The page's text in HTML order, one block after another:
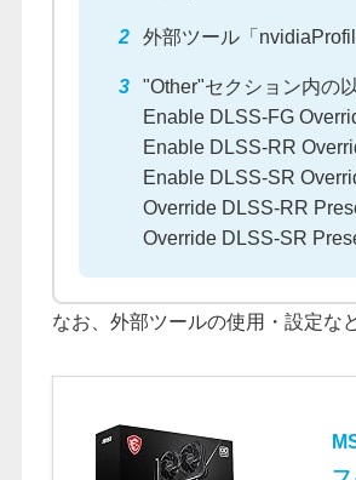
外部ツール「
"Other"セクション内の
Enable DLSS-FG
Enable DLSS-RR
Enable DLSS-SR
Override DLSS-RR
Override DLSS-SR
なお、外部ツールの使用・設定な